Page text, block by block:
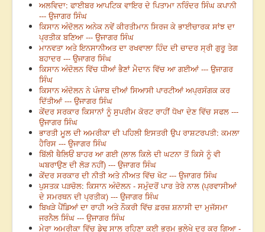
ਅਲਵਿਦਾ: ਫਾਈਬਰ ਆਪਟਿਕ ਵਾਇਰ ਦੇ ਪਿਤਾਮਾ ਨਰਿੰਦਰ ਸਿੰਘ ਕਪਾਨੀ
--- ਉਜਾਗਰ ਸਿੰਘ
ਕਿਸਾਨ ਅੰਦੋਲਨ ਅਨੇਕ ਨਵੇਂ ਕੀਰਤੀਮਾਨ ਸਿਰਜ ਕੇ ਭਾਈਚਾਰਕ ਸਾਂਝ ਦਾ
ਪ੍ਰਤੀਕ ਬਣਿਆ --- ਉਜਾਗਰ ਸਿੰਘ
ਮਾਨਵਤਾ ਅਤੇ ਇਨਸਾਨੀਅਤ ਦਾ ਰਖਵਾਲਾ ਹਿੰਦ ਦੀ ਚਾਦਰ ਸ੍ਰੀ ਗੁਰੂ ਤੇਗ
ਬਹਾਦਰ --- ਉਜਾਗਰ ਸਿੰਘ
ਕਿਸਾਨ ਅੰਦੋਲਨ ਵਿੱਚ ਧੀਆਂ ਭੈਣਾਂ ਮੈਦਾਨ ਵਿੱਚ ਆ ਗਈਆਂ --- ਉਜਾਗਰ
ਸਿੰਘ
ਕਿਸਾਨ ਅੰਦੋਲਨ ਨੇ ਪੰਜਾਬ ਦੀਆਂ ਸਿਆਸੀ ਪਾਰਟੀਆਂ ਅਪ੍ਰਸੰਗਕ ਕਰ
ਦਿੱਤੀਆਂ --- ਉਜਾਗਰ ਸਿੰਘ
ਕੇਂਦਰ ਸਰਕਾਰ ਕਿਸਾਨਾਂ ਨੂੰ ਸੁਪਰੀਮ ਕੋਰਟ ਰਾਹੀਂ ਧੋਖਾ ਦੇਣ ਵਿੱਚ ਸਫਲ ---
ਉਜਾਗਰ ਸਿੰਘ
ਭਾਰਤੀ ਮੂਲ ਦੀ ਅਮਰੀਕਾ ਦੀ ਪਹਿਲੀ ਇਸਤਰੀ ਉਪ ਰਾਸ਼ਟਰਪਤੀ: ਕਮਲਾ
ਹੈਰਿਸ --- ਉਜਾਗਰ ਸਿੰਘ
ਬਿੱਲੀ ਥੈਲਿਓਂ ਬਾਹਰ ਆ ਗਈ (ਲਾਲ ਕਿਲੇ ਦੀ ਘਟਨਾ ਤੋਂ ਕਿਸੇ ਨੂੰ ਵੀ
ਘਬਰਾਉਣ ਦੀ ਲੋੜ ਨਹੀਂ) --- ਉਜਾਗਰ ਸਿੰਘ
ਕੇਂਦਰ ਸਰਕਾਰ ਦੀ ਨੀਤੀ ਅਤੇ ਨੀਅਤ ਵਿੱਚ ਖੋਟ --- ਉਜਾਗਰ ਸਿੰਘ
ਪੁਸਤਕ ਪੜਚੋਲ: ਕਿਸਾਨ ਅੰਦੋਲਨ - ਸਮੁੰਦਰੋਂ ਪਾਰ ਤੇਰੇ ਨਾਲ (ਪ੍ਰਵਾਸੀਆਂ
ਦੇ ਸਮਰਥਨ ਦੀ ਪ੍ਰਤੀਕ) --- ਉਜਾਗਰ ਸਿੰਘ
ਬਿਖੜੇ ਪੈਂਡਿਆਂ ਦਾ ਰਾਹੀ ਅਤੇ ਨੌਕਰੀ ਵਿੱਚ ਫ਼ਰਜ਼ ਸ਼ਨਾਸੀ ਦਾ ਮੁਜੱਸਮਾ
ਜਰਨੈਲ ਸਿੰਘ --- ਉਜਾਗਰ ਸਿੰਘ
ਮੇਰਾ ਅਮਰੀਕਾ ਵਿੱਚ ਡੇਢ ਸਾਲ ਰਹਿਣਾ ਕਈ ਭਰਮ ਭੁਲੇਖੇ ਦੂਰ ਕਰ ਗਿਆ -